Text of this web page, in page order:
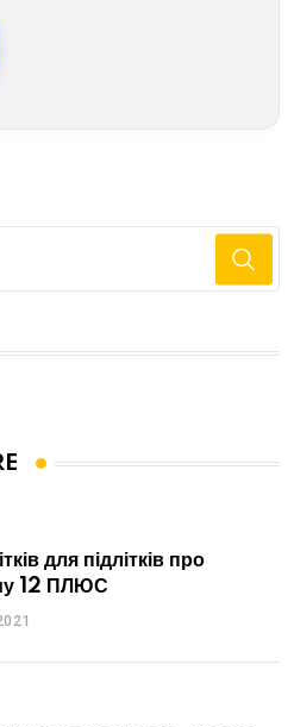
для підлітків про
12 ПЛЮС